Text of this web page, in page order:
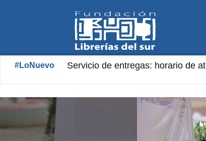
#LoNuevo Servicio de entregas: horario de